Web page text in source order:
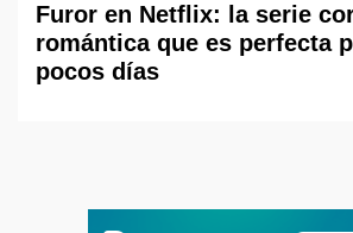
Furor en Netflix: la serie
romántica que es perfecta
pocos días